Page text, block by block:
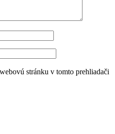
stránku v tomto prehliadači